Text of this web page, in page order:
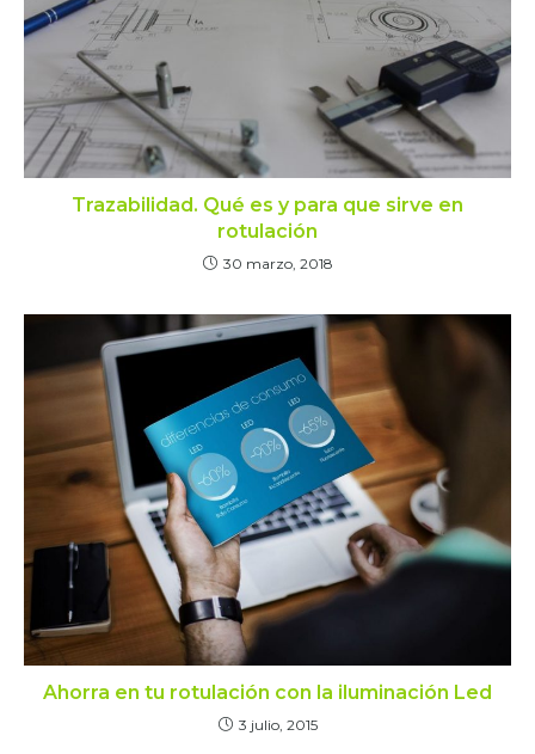
Trazabilidad. Qué es y para que sirve en
rotulación
30 marzo, 2018
Ahorra en tu rotulación con la iluminación Led
3 julio, 2015